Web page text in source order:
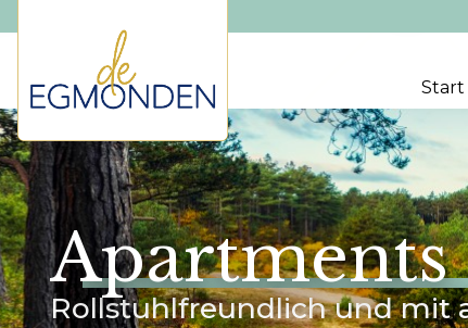
Start
Apartments
Rollstuhlfreundlich und mit